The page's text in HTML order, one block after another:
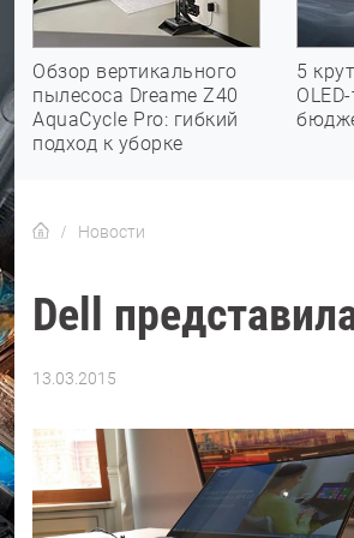
Обзор вертикального
пылесоса Dreame Z40
AquaCycle Pro: гибкий
подход к уборке
5
Новости
Dell
13.03.2015
Киреев